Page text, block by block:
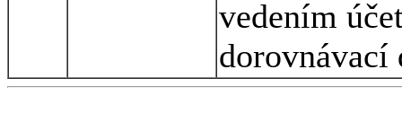
vedením
dorovnávací